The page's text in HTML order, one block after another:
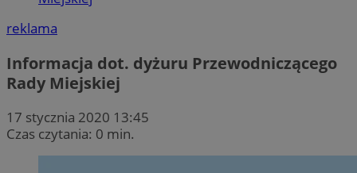
reklama
Informacja dot. dyżuru Przewodniczącego
Rady Miejskiej
17 stycznia 2020 13:45
Czas czytania: 0 min.